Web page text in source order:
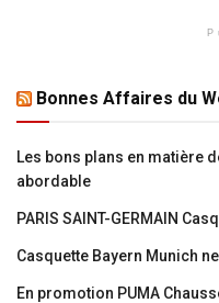
Bonnes Affaires du
Les bons plans en matière
abordable
PARIS SAINT-GERMAIN
Casquette Bayern Munich
En promotion PUMA